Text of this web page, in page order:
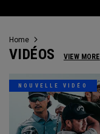
Home
VIDÉOS VIEW MORE
NOUVELLE VIDÉO